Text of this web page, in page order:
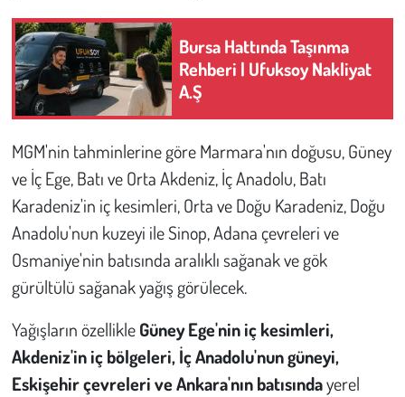
Bursa Hattında Taşınma
Rehberi | Ufuksoy Nakliyat
A.Ş
MGM'nin tahminlerine göre Marmara'nın doğusu, Güney
ve İç Ege, Batı ve Orta Akdeniz, İç Anadolu, Batı
Karadeniz'in iç kesimleri, Orta ve Doğu Karadeniz, Doğu
Anadolu'nun kuzeyi ile Sinop, Adana çevreleri ve
Osmaniye'nin batısında aralıklı sağanak ve gök
gürültülü sağanak yağış görülecek.
Yağışların özellikleGüney Ege'nin iç kesimleri,
Akdeniz'in iç bölgeleri, İç Anadolu'nun güneyi,
Eskişehir çevreleri ve Ankara'nın batısındayerel
Galeri
Günün İçinden
Vefat İlanları
Tarih
Hukuk
Tarım
Son Dakika
Kent